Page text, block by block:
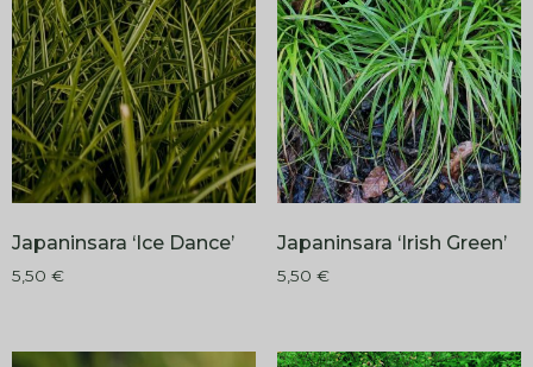
Japaninsara ‘Ice Dance’
5,50 €
Japaninsara ‘Irish Green’
5,50 €